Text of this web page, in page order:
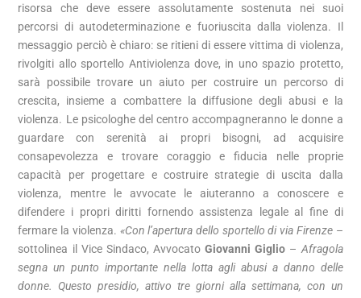
risorsa che deve essere assolutamente sostenuta nei suoi
percorsi di autodeterminazione e fuoriuscita dalla violenza. Il
messaggio perciò è chiaro: se ritieni di essere vittima di violenza,
rivolgiti allo sportello Antiviolenza dove, in uno spazio protetto,
sarà possibile trovare un aiuto per costruire un percorso di
crescita, insieme a combattere la diffusione degli abusi e la
violenza. Le psicologhe del centro accompagneranno le donne a
guardare con serenità ai propri bisogni, ad acquisire
consapevolezza e trovare coraggio e fiducia nelle proprie
capacità per progettare e costruire strategie di uscita dalla
violenza, mentre le avvocate le aiuteranno a conoscere e
difendere i propri diritti fornendo assistenza legale al fine di
fermare la violenza. «Con l’apertura dello sportello di via Firenze–
sottolinea il Vice Sindaco, AvvocatoGiovanni Giglio – Afragola
segna un punto importante nella lotta agli abusi a danno delle
donne. Questo presidio, attivo tre giorni alla settimana, con un